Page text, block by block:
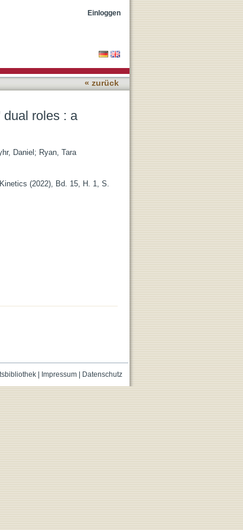
person-oriented
Einloggen
« zurück
roles : a
Daniel ; Ryan, Tara
(2022), Bd. 15, H. 1, S.
| Impressum| Datenschutz